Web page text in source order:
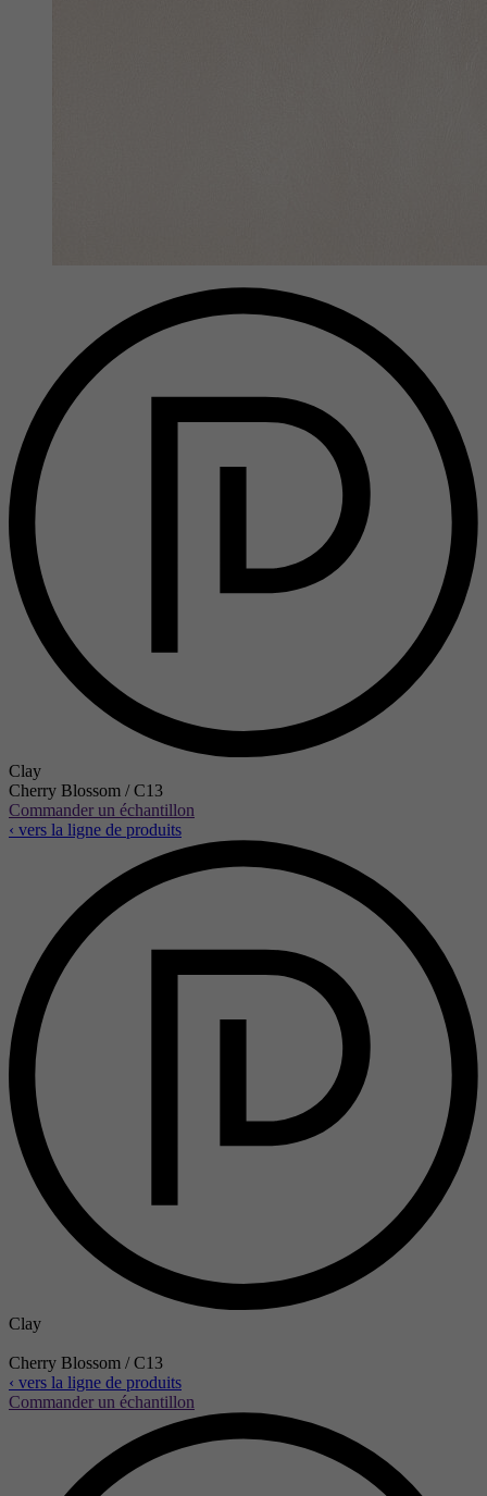
Clay
Cherry Blossom / C13
Commander un échantillon
‹ vers la ligne de produits
Clay
Cherry Blossom / C13
‹ vers la ligne de produits
Commander un échantillon